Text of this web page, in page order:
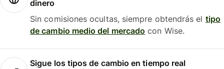
dinero
Sin comisiones ocultas, siempre obtendrás el tipo
de cambio medio del mercado con Wise.
Sigue los tipos de cambio en tiempo real